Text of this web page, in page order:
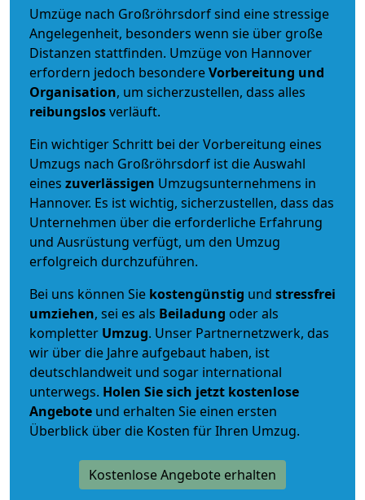
Umzüge nach Großröhrsdorf sind eine stressige
Angelegenheit, besonders wenn sie über große
Distanzen stattfinden. Umzüge von Hannover
erfordern jedoch besondereVorbereitung und
Organisation, um sicherzustellen, dass alles
reibungslosverläuft.
Ein wichtiger Schritt bei der Vorbereitung eines
Umzugs nach Großröhrsdorf ist die Auswahl
eines zuverlässigen Umzugsunternehmens in
Hannover. Es ist wichtig, sicherzustellen, dass das
Unternehmen über die erforderliche Erfahrung
und Ausrüstung verfügt, um den Umzug
erfolgreich durchzuführen.
Bei uns können Sie kostengünstig und stressfrei
umziehen, sei es als Beiladung oder als
kompletter Umzug. Unser Partnernetzwerk, das
wir über die Jahre aufgebaut haben, ist
deutschlandweit und sogar international
unterwegs. Holen Sie sich jetzt kostenlose
Angebote und erhalten Sie einen ersten
Überblick über die Kosten für Ihren Umzug.
Kostenlose Angebote erhalten